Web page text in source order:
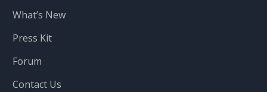
What’s New
Press Kit
Forum
Contact Us